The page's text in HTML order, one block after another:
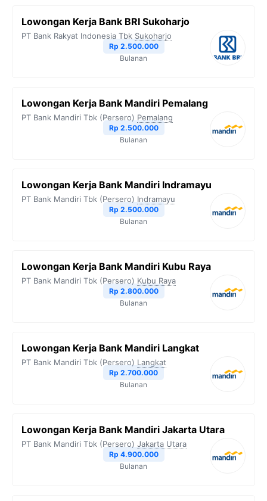
o
e
r
A
n
k
Lowongan Kerja Bank BRI Sukoharjo
PT Bank Rakyat Indonesia Tbk Sukoharjo
Rp 2.500.000
Bulanan
Lowongan Kerja Bank Mandiri Pemalang
PT Bank Mandiri Tbk (Persero) Pemalang
Rp 2.500.000
Bulanan
Lowongan Kerja Bank Mandiri Indramayu
PT Bank Mandiri Tbk (Persero) Indramayu
Rp 2.500.000
Bulanan
Lowongan Kerja Bank Mandiri Kubu Raya
PT Bank Mandiri Tbk (Persero) Kubu Raya
Rp 2.800.000
Bulanan
Lowongan Kerja Bank Mandiri Langkat
PT Bank Mandiri Tbk (Persero) Langkat
Rp 2.700.000
Bulanan
Lowongan Kerja Bank Mandiri Jakarta Utara
PT Bank Mandiri Tbk (Persero) Jakarta Utara
Rp 4.900.000
Bulanan